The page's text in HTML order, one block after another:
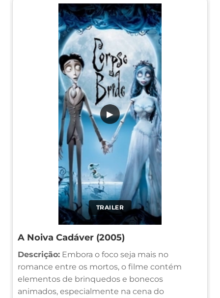
TRAILER
▶
A Noiva Cadáver (2005)
Descrição: Embora o foco seja mais no
romance entre os mortos, o filme contém
elementos de brinquedos e bonecos
animados, especialmente na cena do